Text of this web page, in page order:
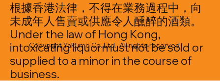
根據香港法律，不得在業務過程中，向
未成年人售賣或供應令人醺醉的酒類。
Under the law of Hong Kong,
intoxicating liquormust not be sold or
supplied to a minor in the course of
business.
Copyright Yakumo Co. Ltd. All rights reserved